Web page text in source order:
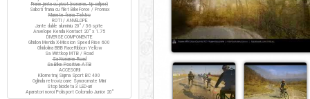
Frane janta cu pivot (noname, tip caliper)
Saboti frana cu filet BikeForce / Promax
Manete frana Tektro
ROTI / ANVELOPE
Jante duble aluminiu 20" / 36 spite
Anvelope Kenda Kontact 20" x 1.75
DIVERSE COMPONENTE
Ghidon Merida X-Mission Speed Rise 600
Ghidolina BBB RaceRibbon Yellow
Sa Wittkop MTB / Road
Sa Noname Road
Sa Bike Positive ATB
ACCESORII
Kilometraj Sigma Sport BC 400
Oglinda retrovizoare Syncromate Mini
Stop bicicleta 3 LED-uri
Aparatori noroi Polisport Colorado Junior 20"